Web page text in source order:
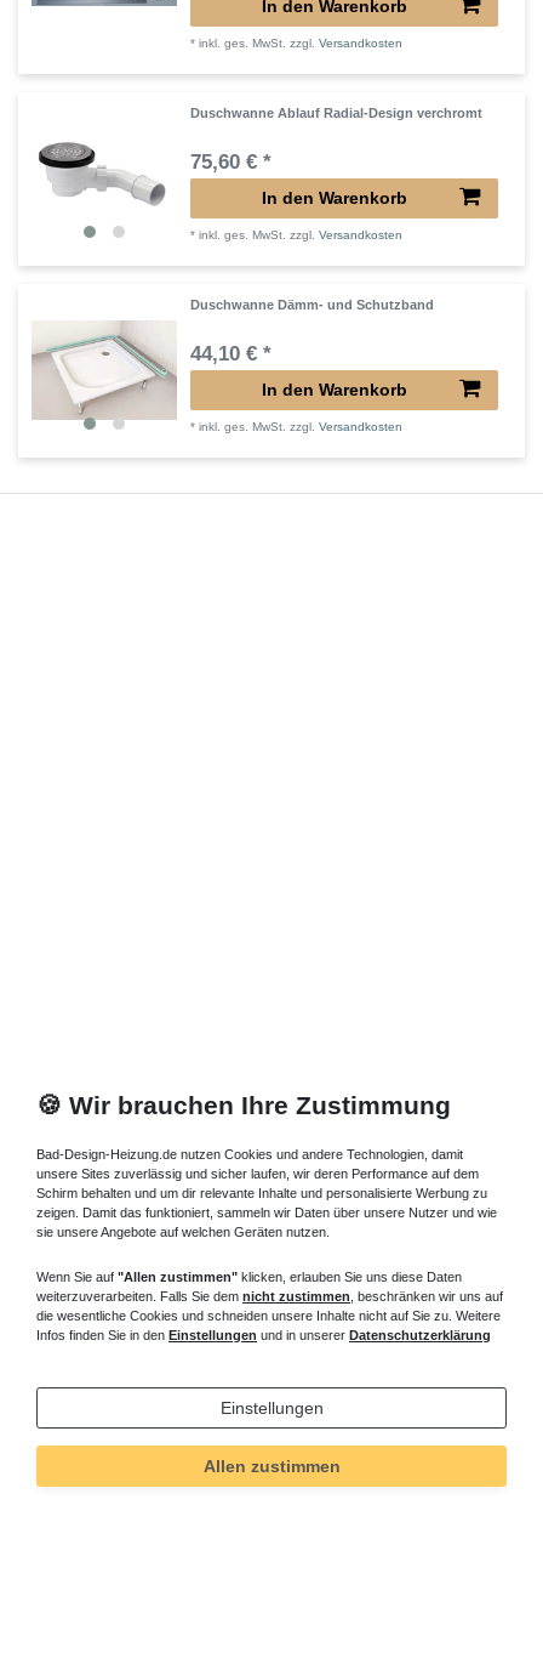
In den Warenkorb
*inkl. ges. MwSt. zzgl.Versandkosten
Duschwanne Ablauf Radial-Design verchromt
75,60 € *
In den Warenkorb
*inkl. ges. MwSt. zzgl.Versandkosten
Duschwanne Dämm- und Schutzband
44,10 € *
In den Warenkorb
*inkl. ges. MwSt. zzgl.Versandkosten
Technisches
Wert
Art.-ID 5184
🍪 Wir brauchen Ihre Zustimmung
Bad-Design-Heizung.de nutzen Cookies und andere Technologien, damit
unsere Sites zuverlässig und sicher laufen, wir deren Performance auf dem
Schirm behalten und um dir relevante Inhalte und personalisierte Werbung zu
zeigen. Damit das funktioniert, sammeln wir Daten über unsere Nutzer und wie
sie unsere Angebote auf welchen Geräten nutzen.
Wenn Sie auf "Allen zustimmen" klicken, erlauben Sie uns diese Daten
weiterzuverarbeiten. Falls Sie dem nicht zustimmen , beschränken wir uns auf
die wesentliche Cookies und schneiden unsere Inhalte nicht auf Sie zu. Weitere
Infos finden Sie in den Einstellungen und in unserer Datenschutzerklärung
Einstellungen
Allen zustimmen